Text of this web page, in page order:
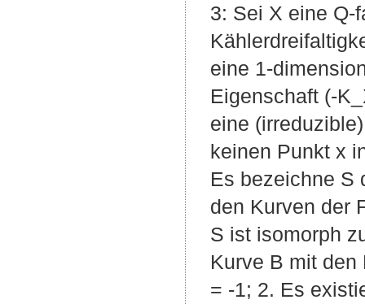
3: Sei X eine Q-
eine 1-
Eigenschaft (-
eine
keinen Punkt x
Es bezeichne S
den Kurven der
S ist isomorph
Kurve B mit den
= -1; 2. Es